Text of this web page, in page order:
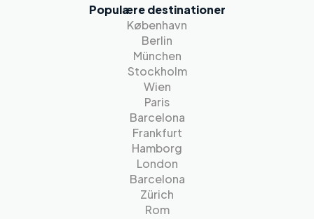
Populære destinationer
København
Berlin
München
Stockholm
Wien
Paris
Barcelona
Frankfurt
Hamborg
London
Barcelona
Zürich
Rom